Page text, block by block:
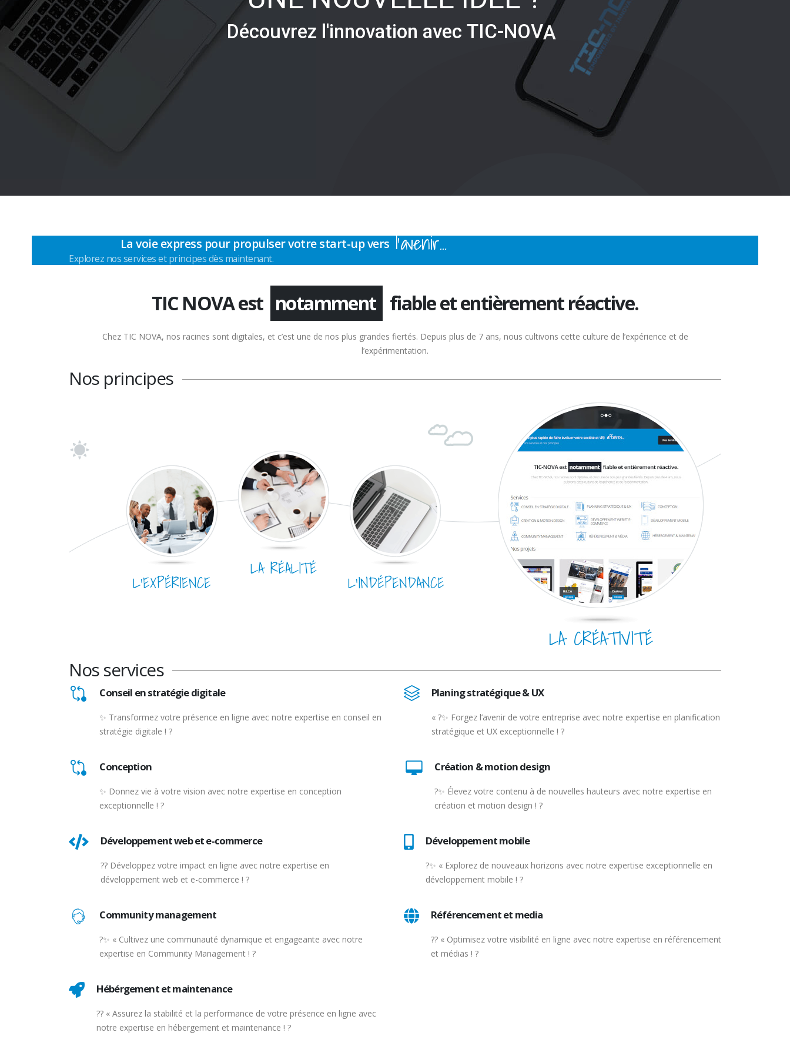
Découvrez l'innovation avec TIC-NOVA
La voie express pour propulser votre start-up vers l’avenir…
Explorez nos services et principes dès maintenant.
TIC NOVA est extrêmement fiable et entièrement réactive.
Chez TIC NOVA, nos racines sont digitales, et c’est une de nos plus grandes fiertés. Depuis plus de 7 ans, nous cultivons cette culture de l’expérience et de
l’expérimentation.
Nos principes
L’EXPÉRIENCE
LA RÉALITÉ
L’INDÉPENDANCE
LA CRÉATIVITÉ
Nos services
Conseil en stratégie digitale
✨ Transformez votre présence en ligne avec notre expertise en conseil en
stratégie digitale ! ?
Planing stratégique & UX
« ?✨ Forgez l’avenir de votre entreprise avec notre expertise en planification
stratégique et UX exceptionnelle ! ?
Conception
✨ Donnez vie à votre vision avec notre expertise en conception
exceptionnelle ! ?
Création & motion design
?✨ Élevez votre contenu à de nouvelles hauteurs avec notre expertise en
création et motion design ! ?
Développement web et e-commerce
?? Développez votre impact en ligne avec notre expertise en
développement web et e-commerce ! ?
Développement mobile
?✨ « Explorez de nouveaux horizons avec notre expertise exceptionnelle en
développement mobile ! ?
Community management
?✨ « Cultivez une communauté dynamique et engageante avec notre
expertise en Community Management ! ?
Référencement et media
?? « Optimisez votre visibilité en ligne avec notre expertise en référencement
et médias ! ?
Hébérgement et maintenance
?️? « Assurez la stabilité et la performance de votre présence en ligne avec
notre expertise en hébergement et maintenance ! ?